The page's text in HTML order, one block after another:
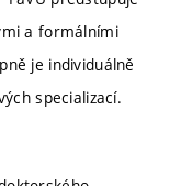
a formálními
je individuálně
specializací.